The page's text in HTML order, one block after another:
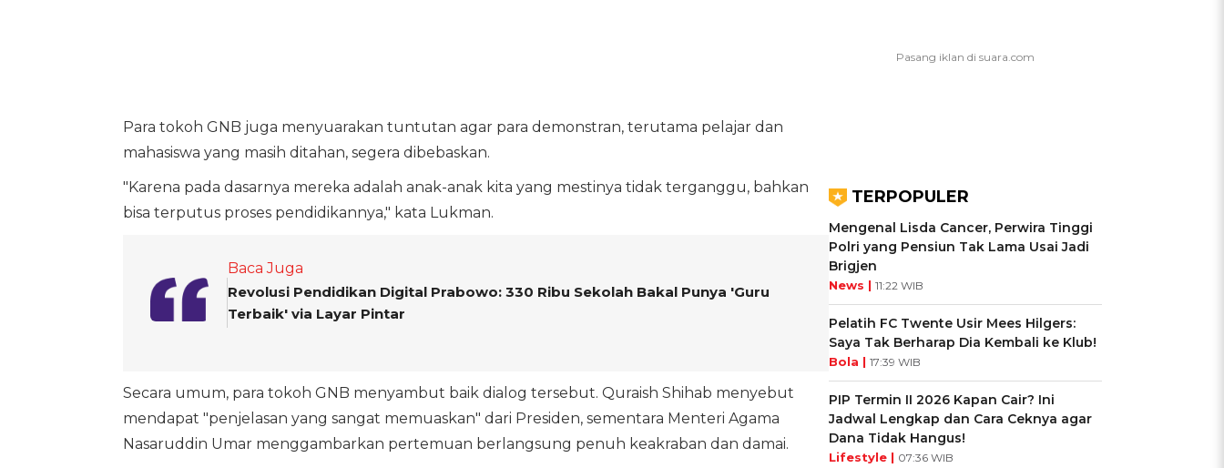
Para tokoh GNB juga menyuarakan tuntutan agar para demonstran, terutama pelajar dan
mahasiswa yang masih ditahan, segera dibebaskan.
"Karena pada dasarnya mereka adalah anak-anak kita yang mestinya tidak terganggu, bahkan
bisa terputus proses pendidikannya," kata Lukman.
Baca Juga
Revolusi Pendidikan Digital Prabowo: 330 Ribu Sekolah Bakal Punya 'Guru
Terbaik' via Layar Pintar
Secara umum, para tokoh GNB menyambut baik dialog tersebut. Quraish Shihab menyebut
mendapat "penjelasan yang sangat memuaskan" dari Presiden, sementara Menteri Agama
Nasaruddin Umar menggambarkan pertemuan berlangsung penuh keakraban dan damai.
TERPOPULER
Mengenal Lisda Cancer, Perwira Tinggi
Polri yang Pensiun Tak Lama Usai Jadi
Brigjen
News | 11:22 WIB
Pelatih FC Twente Usir Mees Hilgers:
Saya Tak Berharap Dia Kembali ke Klub!
Bola | 17:39 WIB
PIP Termin II 2026 Kapan Cair? Ini
Jadwal Lengkap dan Cara Ceknya agar
Dana Tidak Hangus!
Lifestyle | 07:36 WIB